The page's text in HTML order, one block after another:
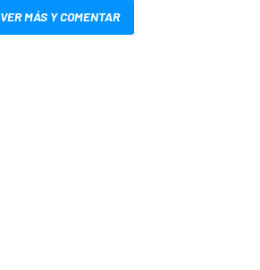
VER MÁS Y COMENTAR